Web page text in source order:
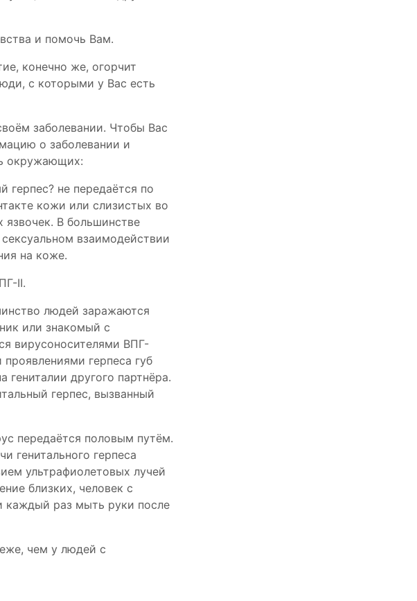
и помочь Вам.
конечно же, огорчит
с которыми у Вас есть
заболевании. Чтобы Вас
о заболевании и
окружающих:
не передаётся по
кожи или слизистых во
язвочек. В большинстве
взаимодействии
на коже.
II.
людей заражаются
или знакомый с
вирусоносителями ВПГ-
герпеса губ
другого партнёра.
герпес, вызванный
передаётся половым путём.
генитального герпеса
ультрафиолетовых лучей
близких, человек с
каждый раз мыть руки после
чем у людей с